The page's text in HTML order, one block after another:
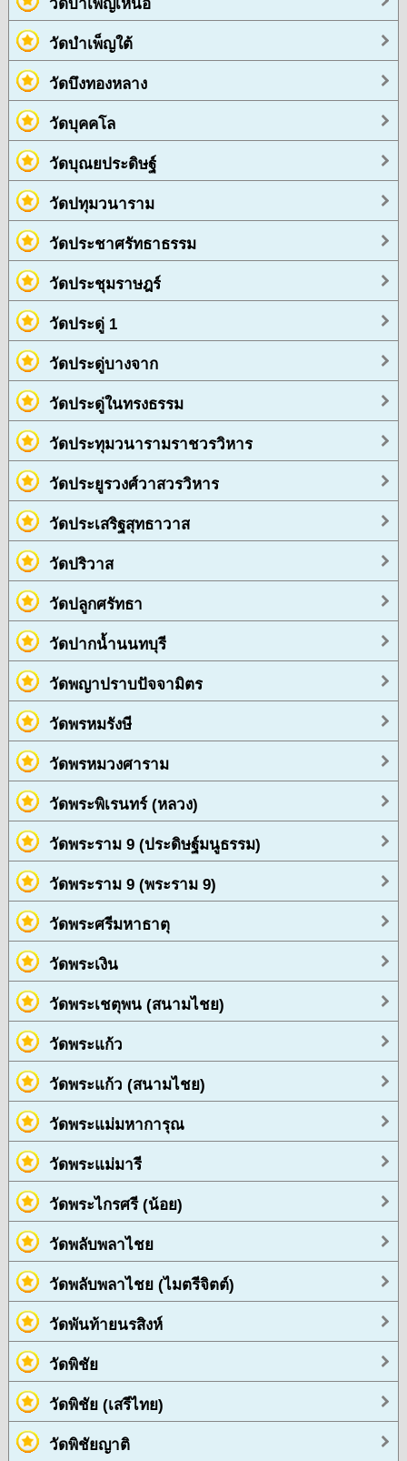
วัดบำเพ็ญเหนือ
วัดบำเพ็ญใต้
วัดบึงทองหลาง
วัดบุคคโล
วัดบุณยประดิษฐ์
วัดปทุมวนาราม
วัดประชาศรัทธาธรรม
วัดประชุมราษฎร์
วัดประดู่ 1
วัดประดู่บางจาก
วัดประดู่ในทรงธรรม
วัดประทุมวนารามราชวรวิหาร
วัดประยูรวงศ์วาสวรวิหาร
วัดประเสริฐสุทธาวาส
วัดปริวาส
วัดปลูกศรัทธา
วัดปากน้ำนนทบุรี
วัดพญาปราบปัจจามิตร
วัดพรหมรังษี
วัดพรหมวงศาราม
วัดพระพิเรนทร์ (หลวง)
วัดพระราม 9 (ประดิษฐ์มนูธรรม)
วัดพระราม 9 (พระราม 9)
วัดพระศรีมหาธาตุ
วัดพระเงิน
วัดพระเชตุพน (สนามไชย)
วัดพระแก้ว
วัดพระแก้ว (สนามไชย)
วัดพระแม่มหาการุณ
วัดพระแม่มารี
วัดพระไกรศรี (น้อย)
วัดพลับพลาไชย
วัดพลับพลาไชย (ไมตรีจิตต์)
วัดพันท้ายนรสิงห์
วัดพิชัย
วัดพิชัย (เสรีไทย)
วัดพิชัยญาติ